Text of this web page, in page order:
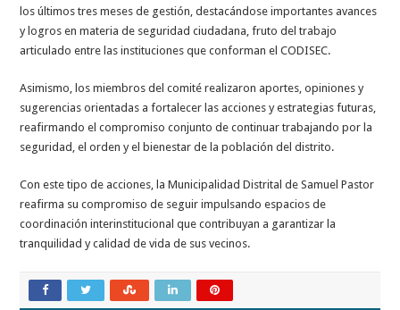
los últimos tres meses de gestión, destacándose importantes avances
y logros en materia de seguridad ciudadana, fruto del trabajo
articulado entre las instituciones que conforman el CODISEC.
Asimismo, los miembros del comité realizaron aportes, opiniones y
sugerencias orientadas a fortalecer las acciones y estrategias futuras,
reafirmando el compromiso conjunto de continuar trabajando por la
seguridad, el orden y el bienestar de la población del distrito.
Con este tipo de acciones, la Municipalidad Distrital de Samuel Pastor
reafirma su compromiso de seguir impulsando espacios de
coordinación interinstitucional que contribuyan a garantizar la
tranquilidad y calidad de vida de sus vecinos.